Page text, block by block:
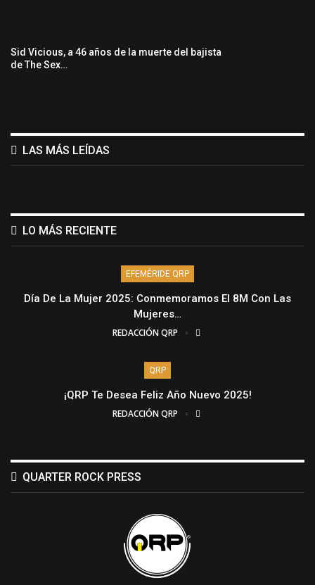
Sid Vicious, a 46 años de la muerte del bajista
de The Sex…
LAS MÁS LEÍDAS
LO MÁS RECIENTE
EFEMÉRIDE QRP
Día De La Mujer 2025: Conmemoramos El 8M Con Las
Mujeres…
REDACCIÓN QRP
QRP
¡QRP Te Desea Feliz Año Nuevo 2025!
REDACCIÓN QRP
QUARTER ROCK PRESS